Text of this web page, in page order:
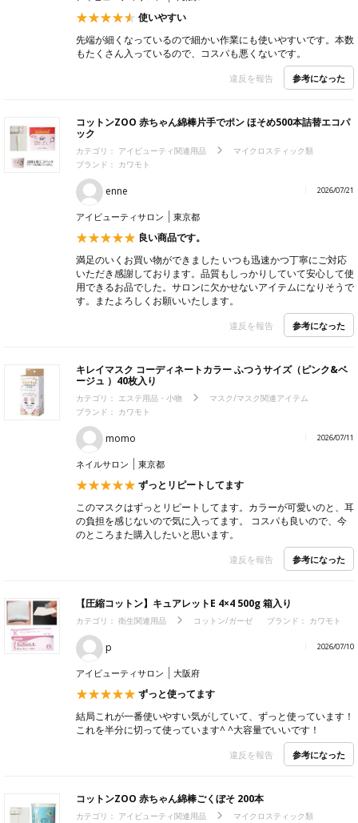
使いやすい
先端が細くなっているので細かい作業にも使いやすいです。本数
もたくさん入っているので、コスパも悪くないです。
違反を報告 参考になった
コットンZOO 赤ちゃん綿棒片手でポン ほそめ500本詰替エコパ
ック
カテゴリ： アイビューティ関連用品
マイクロスティック類
ブランド： カワモト
enne 2026/07/21
アイビューティサロン 東京都
良い商品です。
満足のいくお買い物ができました いつも迅速かつ丁寧にご対応
いただき感謝しております。品質もしっかりしていて安心して使
用できるお品でした。サロンに欠かせないアイテムになりそうで
す。またよろしくお願いいたします。
違反を報告 参考になった
キレイマスク コーディネートカラー ふつうサイズ（ピンク&ベ
ージュ ）40枚入り
カテゴリ： エステ用品・小物
マスク/マスク関連アイテム
ブランド： カワモト
momo 2026/07/11
ネイルサロン 東京都
ずっとリピートしてます
このマスクはずっとリピートしてます。カラーが可愛いのと、耳
の負担を感じないので気に入ってます。 コスパも良いので、今
のところまた購入したいと思います。
違反を報告 参考になった
【圧縮コットン】キュアレットE 4×4 500g 箱入り
カテゴリ： 衛生関連用品 コットン/ガーゼ ブランド： カワモト
p 2026/07/10
アイビューティサロン 大阪府
ずっと使ってます
結局これが一番使いやすい気がしていて、ずっと使っています！
これを半分に切って使っています^ ^大容量でいいです！
違反を報告 参考になった
コットンZOO 赤ちゃん綿棒ごくぼそ 200本
カテゴリ： アイビューティ関連用品
マイクロスティック類